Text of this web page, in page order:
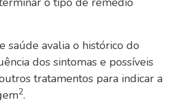
saúde avalia o histórico do
dos sintomas e possíveis
tratamentos para indicar a
2.